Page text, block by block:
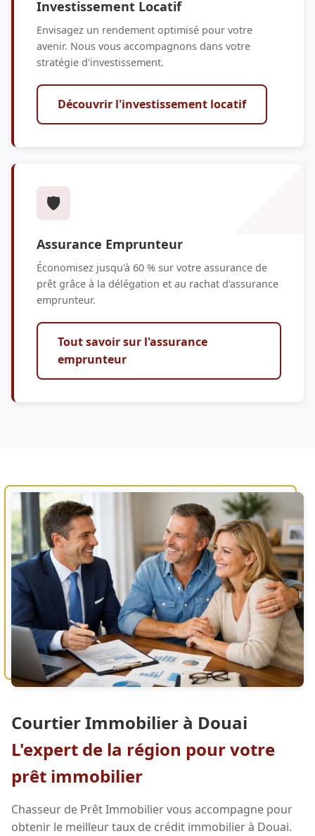
Investissement Locatif
Envisagez un rendement optimisé pour votre
avenir. Nous vous accompagnons dans votre
stratégie d'investissement.
Découvrir l'investissement locatif
🛡️
Assurance Emprunteur
Économisez jusqu'à 60 % sur votre assurance de
prêt grâce à la délégation et au rachat d'assurance
emprunteur.
Tout savoir sur l'assurance
emprunteur
Courtier Immobilier à Douai
L'expert de la région pour votre
prêt immobilier
Chasseur de Prêt Immobilier vous accompagne pour
obtenir le meilleur taux de crédit immobilier à Douai.